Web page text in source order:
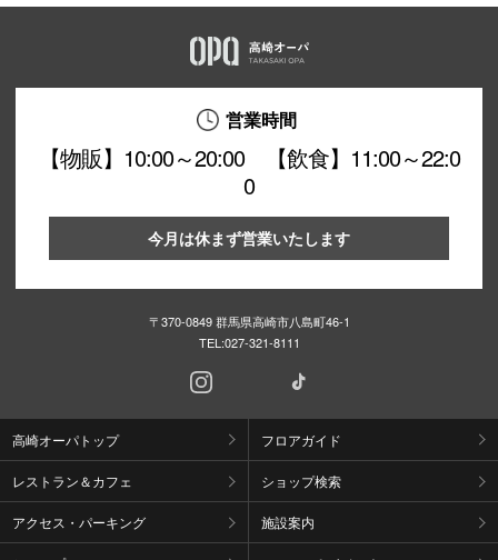
営業時間
【物販】10:00～20:00 【飲食】11:00～22:0
0
今月は休まず営業いたします
〒370-0849 群馬県高崎市八島町46-1
TEL:027-321-8111
高崎オーパトップ フロアガイド
レストラン＆カフェ ショップ検索
アクセス・パーキング 施設案内